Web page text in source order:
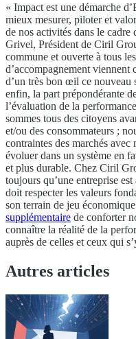
« Impact est une démarche
mieux mesurer, piloter et
de nos activités dans le
Grivel, Président de Ciril
commune et ouverte à tous
d’accompagnement viennent
d’un très bon œil ce
enfin, la part prépondérante
l’évaluation de la
sommes tous des citoyens
et/ou des consommateurs ;
contraintes des marchés
évoluer dans un système en
et plus durable. Chez Ciril
toujours qu’une entreprise
doit respecter les valeurs
son terrain de jeu
supplémentaire de conforter
connaître la réalité de la
auprès de celles et ceux qui
Autres articles